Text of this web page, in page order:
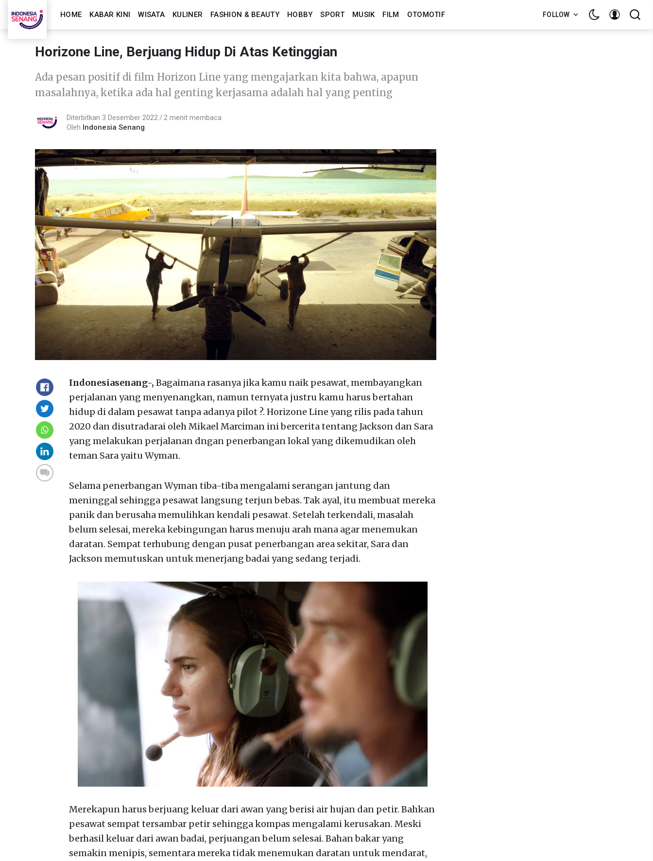
HOME KABAR KINI WISATA KULINER FASHION & BEAUTY HOBBY SPORT MUSIK FILM OTOMOTIF FOLLOW
Horizone Line, Berjuang Hidup Di Atas Ketinggian
Ada pesan positif di film Horizon Line yang mengajarkan kita bahwa, apapun
masalahnya, ketika ada hal genting kerjasama adalah hal yang penting
Diterbitkan 3 Desember 2022
2 menit membaca
Oleh Indonesia Senang
Indonesiasenang-, Bagaimana rasanya jika kamu naik pesawat, membayangkan
perjalanan yang menyenangkan, namun ternyata justru kamu harus bertahan
hidup di dalam pesawat tanpa adanya pilot ?. Horizone Line yang rilis pada tahun
2020 dan disutradarai oleh Mikael Marciman ini bercerita tentang Jackson dan Sara
yang melakukan perjalanan dngan penerbangan lokal yang dikemudikan oleh
teman Sara yaitu Wyman.
Selama penerbangan Wyman tiba-tiba mengalami serangan jantung dan
meninggal sehingga pesawat langsung terjun bebas. Tak ayal, itu membuat mereka
panik dan berusaha memulihkan kendali pesawat. Setelah terkendali, masalah
belum selesai, mereka kebingungan harus menuju arah mana agar menemukan
daratan. Sempat terhubung dengan pusat penerbangan area sekitar, Sara dan
Jackson memutuskan untuk menerjang badai yang sedang terjadi.
Merekapun harus berjuang keluar dari awan yang berisi air hujan dan petir. Bahkan
pesawat sempat tersambar petir sehingga kompas mengalami kerusakan. Meski
berhasil keluar dari awan badai, perjuangan belum selesai. Bahan bakar yang
semakin menipis, sementara mereka tidak menemukan daratan untuk mendarat,